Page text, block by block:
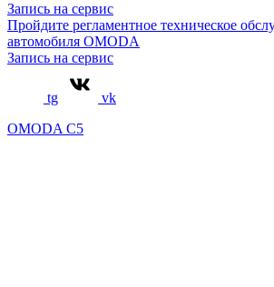
Запись на сервис
Пройдите регламентное техническое
автомобиля OMODA
Запись на сервис
tg
vk
OMODA C5